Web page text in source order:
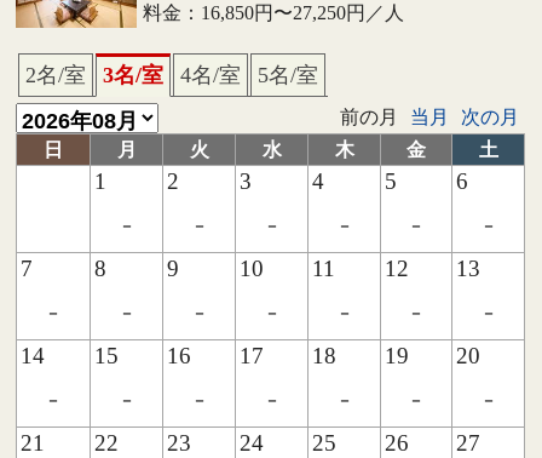
料金：16,850円〜27,250円／人
2名/室 3名/室 4名/室 5名/室
前の月 当月
次の月
日
月 火 水 木 金 土
1
-
2
-
3
-
4
-
5
-
6
-
7
-
8
-
9
-
10
-
11
-
12
-
13
-
14
-
15
-
16
-
17
-
18
-
19
-
20
-
21 22 23 24 25 26 27